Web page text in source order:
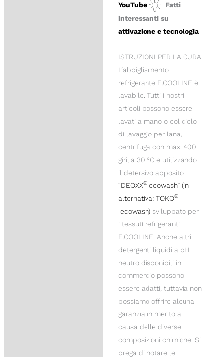
YouTube
Fatti
interessanti su
attivazione e tecnologia
ISTRUZIONI PER LA CURA
L’abbigliamento
refrigerante E.COOLINE è
lavabile. Tutti i nostri
articoli possono essere
lavati a mano o col ciclo
di lavaggio per lana,
centrifuga con max. 400
giri, a 30 °C e utilizzando
il detersivo apposito
“DEOXX®ecowash” (in
alternativa: TOKO®
ecowash)sviluppato per
i tessuti refrigeranti
E.COOLINE. Anche altri
detergenti liquidi a pH
neutro disponibili in
commercio possono
essere adatti, tuttavia non
possiamo offrire alcuna
garanzia in merito a
causa delle diverse
composizioni chimiche. Si
prega di notare le